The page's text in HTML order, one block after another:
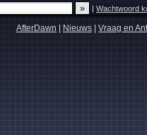
|Wachtwoord
AfterDawn Nieuws Vraag en